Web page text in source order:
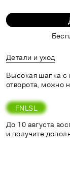
Детали и уход
Высокая шапка с
отворота, можно
FNLSL
До 10 августа
и получите